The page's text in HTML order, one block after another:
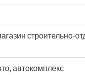
строительно-
автокомплекс